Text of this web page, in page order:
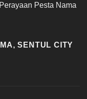
Pesta Nama
SENTUL CITY